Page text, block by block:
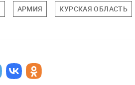
АРМИЯ КУРСКАЯ ОБЛАСТЬ